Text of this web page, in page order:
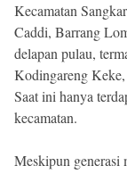
Kecamatan
Caddi, Barrang
delapan pulau,
Kodingareng
Saat ini hanya
kecamatan.
Meskipun generasi